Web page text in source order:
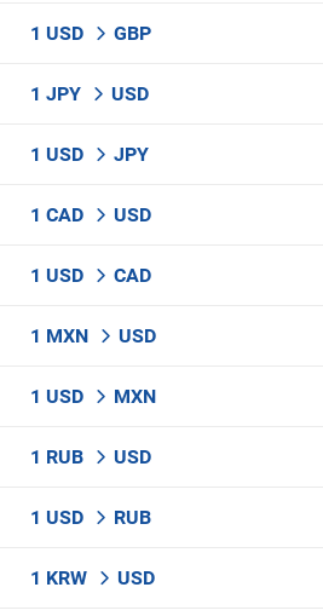
1 USD GBP
1 JPY USD
1 USD JPY
1 CAD USD
1 USD CAD
1 MXN USD
1 USD MXN
1 RUB USD
1 USD RUB
1 KRW USD